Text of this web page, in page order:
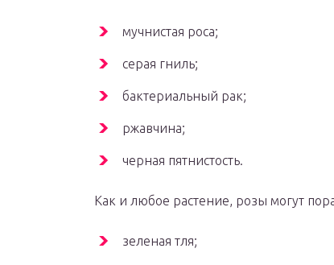
мучнистая роса;
серая гниль;
бактериальный рак;
ржавчина;
черная пятнистость.
Как и любое растение, розы могут
зеленая тля;